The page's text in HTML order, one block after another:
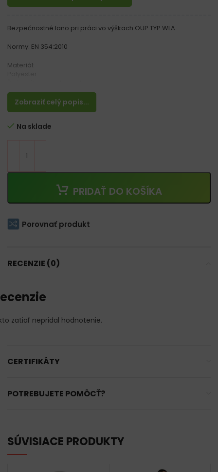
Zobraziť celý popis...
Bezpečnostné lano pri práci vo výškach OUP TYP WLA
Normy: EN 354:2010
Materiál:
Oceľová kotva
Vlastnosti:
– Popruh z polyestru so šírkou 44 mm s textilnými okami
Na sklade
PRIDAŤ DO KOŠÍKA
Porovnať produkt
RECENZIE (0)
zatiaľ nepridal hodnotenie.
CERTIFIKÁTY
POTREBUJETE POMÔCŤ?
SÚVISIACE PRODUKTY